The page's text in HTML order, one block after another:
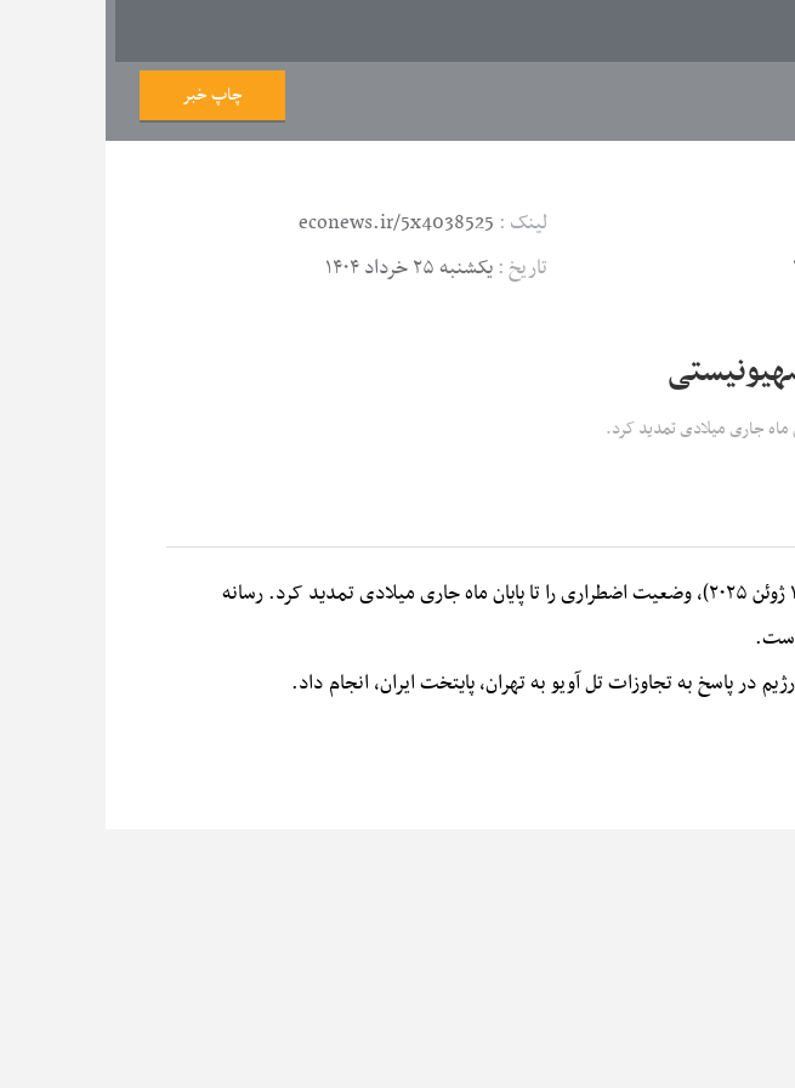
چاپ خبر
لینک : econews.ir/5x4038525
تاریخ : یکشنبه ۲۵ خرداد ۱۴۰۴
ماه جاری میلادی تمدید کرد.
رسانه
پاسخ به تجاوزات تل آویو به تهران، پایتخت ایران، انجام داد.